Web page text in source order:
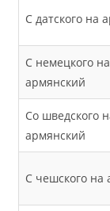
С датского на
С немецкого на
армянский
Со шведского
армянский
С чешского на